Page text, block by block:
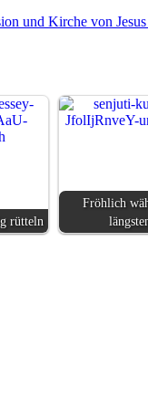
und Kirche von Jesus
rütteln
Fröhlich